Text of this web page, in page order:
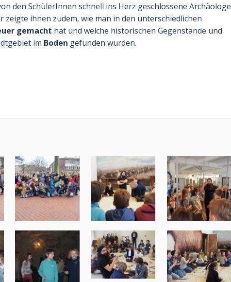
den SchülerInnen schnell ins Herz geschlossene Archäologe
zeigte ihnen zudem, wie man in den unterschiedlichen
gemacht hat und welche historischen Gegenstände und
im Boden gefunden wurden.